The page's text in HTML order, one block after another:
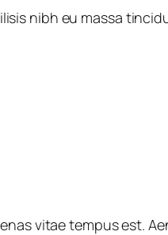
nibh eu massa
vitae tempus est.